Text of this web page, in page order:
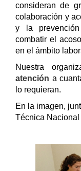
consideran de
colaboración y
y la
combatir el
en el ámbito
Nuestra
atención a
lo requieran.
En la imagen,
Técnica Nacional